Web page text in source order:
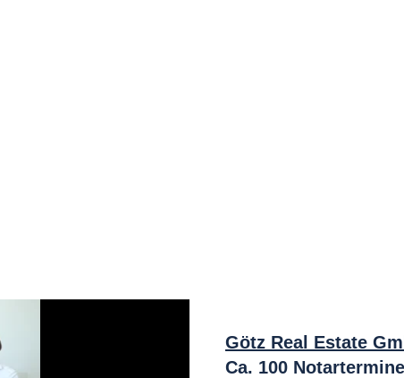
Götz Real Estate
Ca. 100